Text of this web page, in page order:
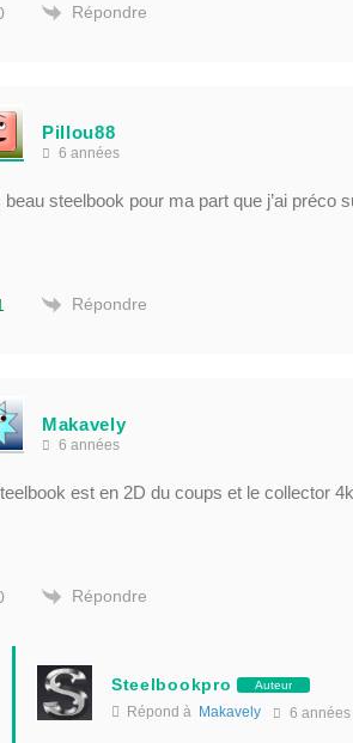
Répondre
Pillou88
6 années
beau steelbook pour ma part que j’ai préco
Répondre
Makavely
6 années
est en 2D du coups et le collector
Répondre
Steelbookpro Auteur
Répond à Makavely 6 années